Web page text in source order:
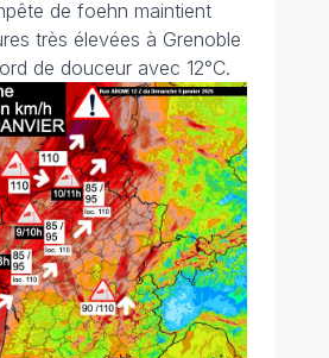
de foehn maintient
très élevées à Grenoble
de douceur avec 12°C.